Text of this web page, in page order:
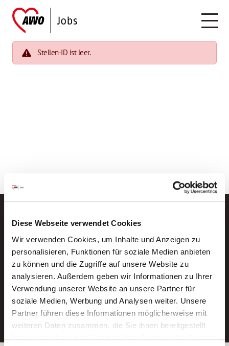
Diese Webseite verwendet Cookies
Wir verwenden Cookies, um Inhalte und Anzeigen zu
personalisieren, Funktionen für soziale Medien anbieten
zu können und die Zugriffe auf unsere Website zu
analysieren. Außerdem geben wir Informationen zu Ihrer
Verwendung unserer Website an unsere Partner für
soziale Medien, Werbung und Analysen weiter. Unsere
Partner führen diese Informationen möglicherweise mit
weiteren Daten zusammen, die Sie ihnen bereitgestellt
Stellen-ID ist leer.
Neue Stellen per E-Mail.
Ein kostenloser Service von AWO
Jobs.
E-Mail-Adresse eintragen